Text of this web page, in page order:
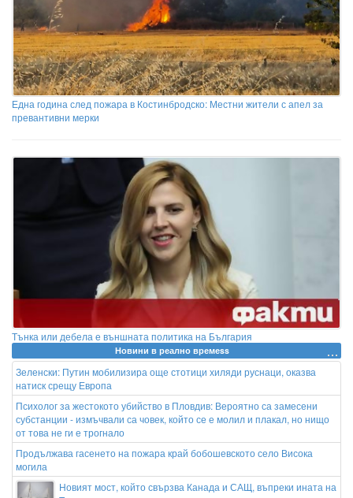
Една година след пожара в Костинбродско: Местни жители с апел за
превантивни мерки
Тънка или дебела е външната политика на България
Новини в реално времеss
Зеленски: Путин мобилизира още стотици хиляди руснаци, оказва
натиск срещу Европа
Психолог за жестокото убийство в Пловдив: Вероятно са замесени
субстанции - измъчвали са човек, който се е молил и плакал, но нищо
от това не ги е трогнало
Продължава гасенето на пожара край бобошевското село Висока
могила
Новият мост, който свързва Канада и САЩ, въпреки ината на